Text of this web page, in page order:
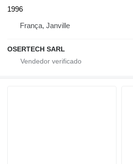
1996
França, Janville
OSERTECH SARL